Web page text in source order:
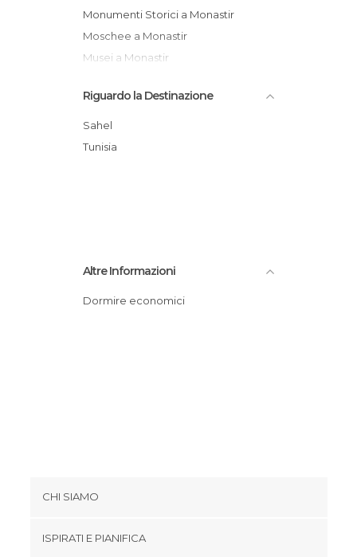
Monumenti Storici a Monastir
Moschee a Monastir
Musei a Monastir
Porti a Monastir
Vie a Monastir
Riguardo la Destinazione
Sahel
Tunisia
Altre Informazioni
Dormire economici
CHI SIAMO
ISPIRATI E PIANIFICA